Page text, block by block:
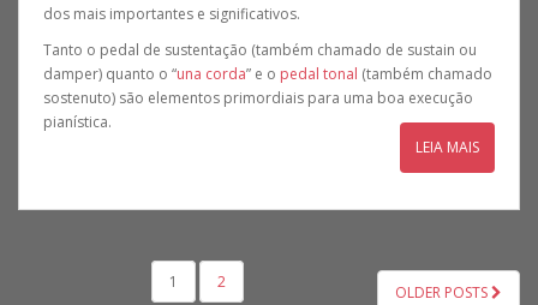
dos mais importantes e significativos.
Tanto o pedal de sustentação (também chamado de sustain ou
damper) quanto o “una corda” e o pedal tonal (também chamado
sostenuto) são elementos primordiais para uma boa execução
pianística.
LEIA MAIS
1 2
OLDER POSTS